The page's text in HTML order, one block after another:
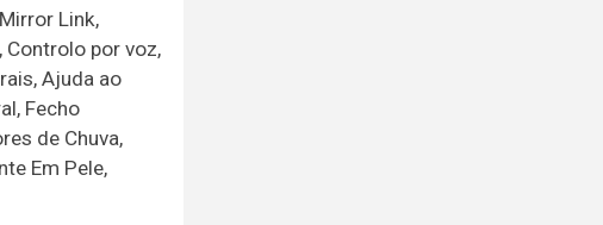
Link,
Controlo por voz,
Ajuda ao
Fecho
de Chuva,
Em Pele,